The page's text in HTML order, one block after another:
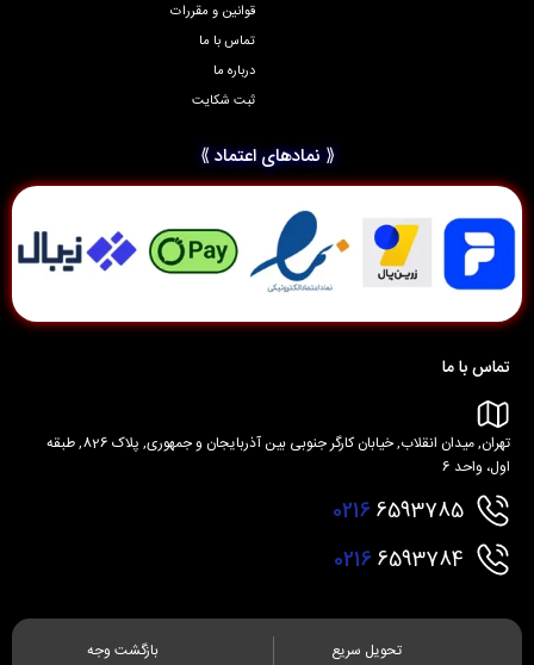
قوانین و مقررات
تماس با ما
درباره ما
ثبت شکایت
⟪ نمادهای اعتماد ⟫
تماس با ما
تهران, میدان انقلاب, خیابان کارگر جنوبی بین آذربایجان و جمهوری, پلاک 826, طبقه
اول، واحد 6
02166593785
02166593784
تحویل سریع بازگشت وجه